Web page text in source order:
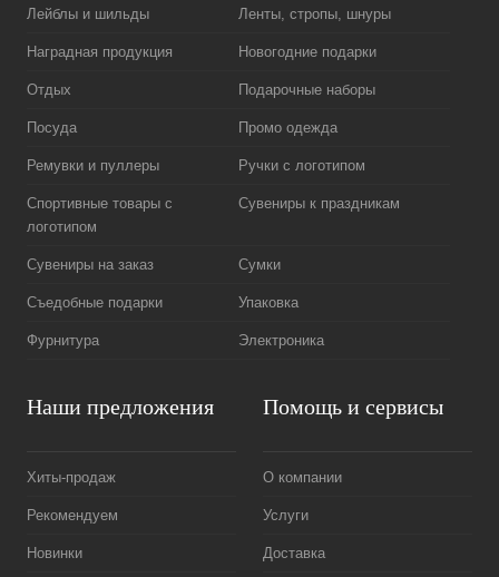
Лейблы и шильды Ленты, стропы, шнуры
Наградная продукция Новогодние подарки
Отдых Подарочные наборы
Посуда Промо одежда
Ремувки и пуллеры Ручки с логотипом
Спортивные товары с
логотипом
Сувениры к праздникам
Сувениры на заказ Сумки
Съедобные подарки Упаковка
Фурнитура Электроника
Наши предложения
Хиты-продаж
Рекомендуем
Новинки
Помощь и сервисы
О компании
Услуги
Доставка